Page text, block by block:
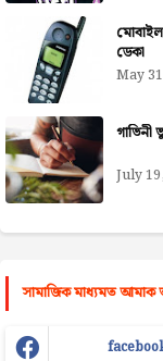
ডেকা
May
গাভিনী
July
সামাজিক মাধ্যমত